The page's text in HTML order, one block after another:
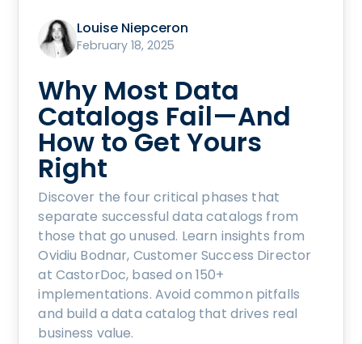
Louise Niepceron
February 18, 2025
Why Most Data
Catalogs Fail—And
How to Get Yours
Right
Discover the four critical phases that
separate successful data catalogs from
those that go unused. Learn insights from
Ovidiu Bodnar, Customer Success Director
at CastorDoc, based on 150+
implementations. Avoid common pitfalls
and build a data catalog that drives real
business value.